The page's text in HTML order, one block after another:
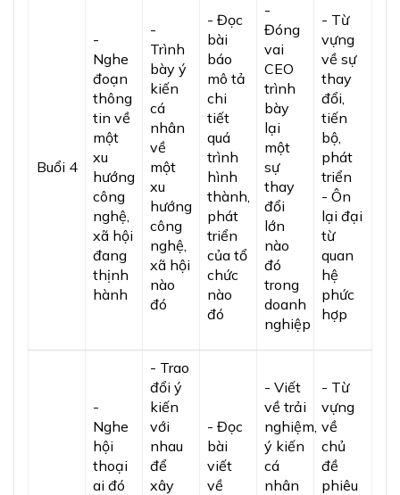
Buổi 4
-
Nghe
đoạn
thông
tin về
một
xu
hướng
công
nghệ,
xã hội
đang
thịnh
hành
-
Trình
bày ý
kiến
cá
nhân
về
một
xu
hướng
công
nghệ,
xã hội
nào
đó
- Đọc
bài
báo
mô tả
chi
tiết
quá
trình
hình
thành,
phát
triển
của tổ
chức
nào
đó
-
Đóng
vai
CEO
trình
bày
lại
một
sự
thay
đổi
lớn
nào
đó
trong
doanh
nghiệp
- Từ
vựng
về sự
thay
đổi,
tiến
bộ,
phát
triển
- Ôn
lại đại
từ
quan
hệ
phức
hợp
-
Nghe
hội
thoại
ai đó
- Trao
đổi ý
kiến
với
nhau
để
xây
- Đọc
bài
viết
về
- Viết
về trải
nghiệm,
ý kiến
cá
nhân
- Từ
vựng
về
chủ
đề
phiêu